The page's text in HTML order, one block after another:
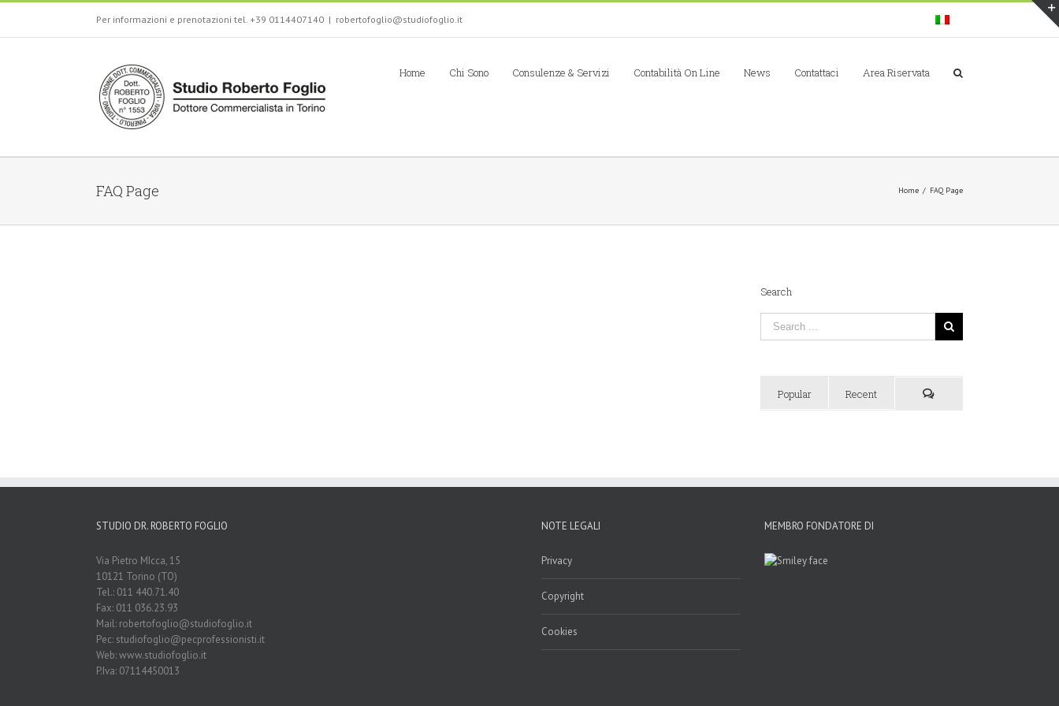
Per informazioni e prenotazioni tel. +39 0114407140 | robertofoglio@studiofoglio.it
Home Chi Sono Consulenze & Servizi Contabilità On Line News Contattaci Area Riservata
FAQ Page Home / FAQ Page
Search
Popular Recent
STUDIO DR. ROBERTO FOGLIO
Via Pietro MIcca, 15
10121 Torino (TO)
Tel.: 011 440.71.40
Fax: 011 036.23.93
Mail: robertofoglio@studiofoglio.it
Pec: studiofoglio@pecprofessionisti.it
Web: www.studiofoglio.it
P.Iva: 07114450013
NOTE LEGALI
Privacy
Copyright
Cookies
MEMBRO FONDATORE DI